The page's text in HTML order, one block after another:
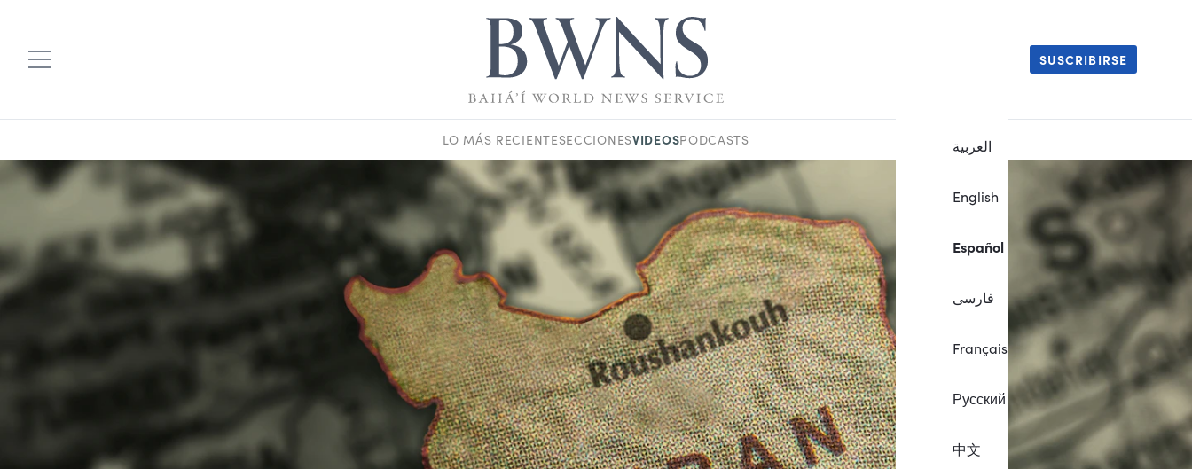
العربية
English
Español
فارسی
Français
Русский
中文
SUSCRIBIRSE
LO MÁS RECIENTESECCIONESVIDEOSPODCASTS